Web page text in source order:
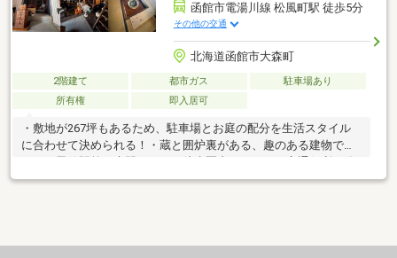
函館市電湯川線 松風町駅 徒歩5分
その他の交通
北海道函館市大森町
2階建て 都市ガス
駐車場あり
所有権
即入居可
・敷地が267坪もあるため、駐車場とお庭の配分を生活スタイル
に合わせて決められる！・蔵と囲炉裏がある、趣のある建物で
食も楽しめます。・観光地が近く、休日は観光地散策を楽しめま